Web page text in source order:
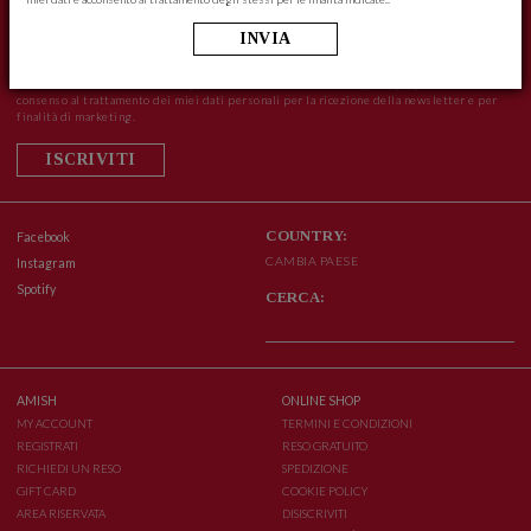
Facebook
Instagram
Spotify
COUNTRY:
CAMBIA PAESE
CERCA:
consenso al trattamento dei miei dati personali per la ricezione della newsletter e per
finalità di marketing.
ISCRIVITI
AMISH
MY ACCOUNT
REGISTRATI
RICHIEDI UN RESO
GIFT CARD
AREA RISERVATA
ONLINE SHOP
TERMINI E CONDIZIONI
RESO GRATUITO
SPEDIZIONE
COOKIE POLICY
DISISCRIVITI
INVIA